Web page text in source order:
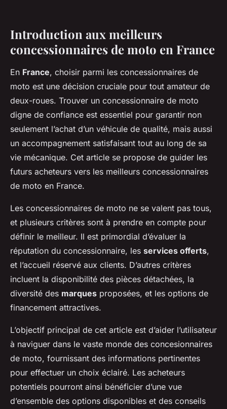
Introduction aux meilleurs
concessionnaires de moto en France
En France, choisir parmi les concessionnaires de
moto est une décision cruciale pour tout amateur de
deux-roues. Trouver un concessionnaire de moto
digne de confiance est essentiel pour garantir non
seulement l’achat d’un véhicule de qualité, mais aussi
un accompagnement satisfaisant tout au long de sa
vie mécanique. Cet article se propose de guider les
futurs acheteurs vers les meilleurs concessionnaires
de moto en France.
Les concessionnaires de moto ne se valent pas tous,
et plusieurs critères sont à prendre en compte pour
définir le meilleur. Il est primordial d’évaluer la
réputation du concessionnaire, les services offerts,
et l’accueil réservé aux clients. D’autres critères
incluent la disponibilité des pièces détachées, la
diversité des marques proposées, et les options de
financement attractives.
L’objectif principal de cet article est d’aider l’utilisateur
à naviguer dans le vaste monde des concesionnaires
de moto, fournissant des informations pertinentes
pour effectuer un choix éclairé. Les acheteurs
potentiels pourront ainsi bénéficier d’une vue
d’ensemble des options disponibles et des conseils